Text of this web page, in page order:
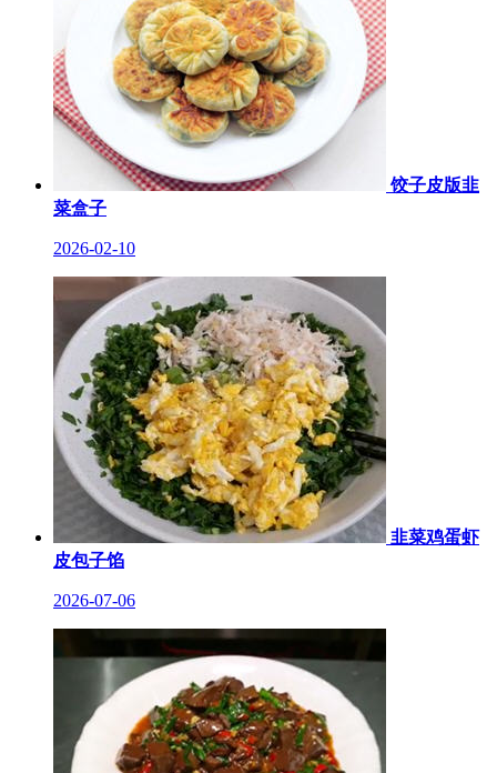
饺子皮版韭
菜盒子
2026-02-10
韭菜鸡蛋虾
皮包子馅
2026-07-06